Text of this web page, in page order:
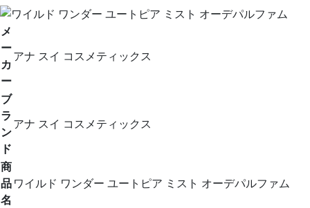
メ
ー
カ
ー
アナ スイ コスメティックス
ブ
ラ
ン
ド
アナ スイ コスメティックス
商
品
名
ワイルド ワンダー ユートピア ミスト オーデパルファム